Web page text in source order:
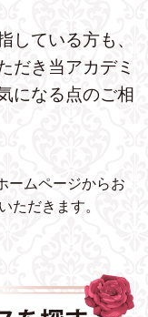
している方も、
だき 当アカデミ
になる点のご相
ームページからお
ただきます。